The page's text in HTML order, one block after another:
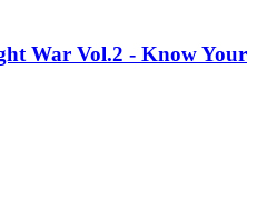
War Vol.2 - Know Your